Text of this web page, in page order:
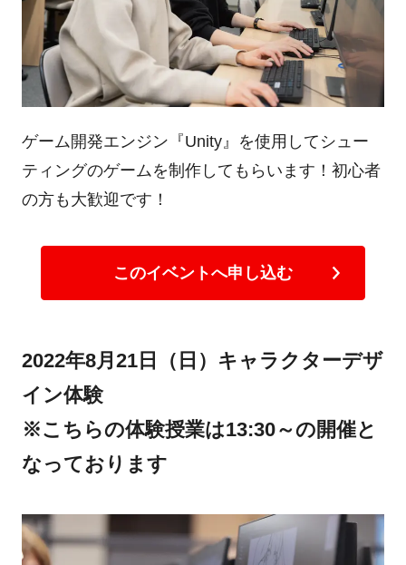
ゲーム開発エンジン『Unity』を使用してシュー
ティングのゲームを制作してもらいます！初心者
の方も大歓迎です！
このイベントへ申し込む
2022年8月21日（日）キャラクターデザ
イン体験
※こちらの体験授業は13:30～の開催と
なっております